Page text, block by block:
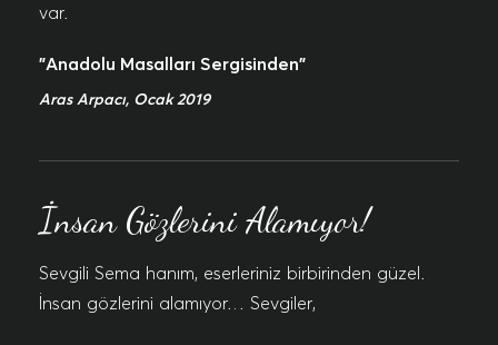
var.
"Anadolu Masalları Sergisinden"
Aras Arpacı, Ocak 2019
İnsan Gözlerini Alamıyor!
Sevgili Sema hanım, eserleriniz birbirinden güzel.
İnsan gözlerini alamıyor… Sevgiler,